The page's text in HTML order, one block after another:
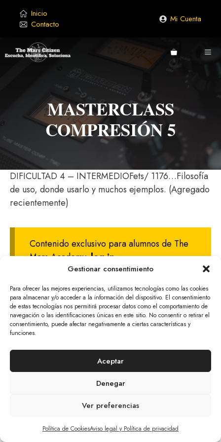
Gestionar consentimiento
Para ofrecer las mejores experiencias, utilizamos tecnologías como las cookies
para almacenar y/o acceder a la información del dispositivo. El consentimiento
de estas tecnologías nos permitirá procesar datos como el comportamiento de
navegación o las identificaciones únicas en este sitio. No consentir o retirar el
consentimiento, puede afectar negativamente a ciertas características y
funciones.
Aceptar
Denegar
Ver preferencias
Política de CookiesAviso legal y Política de privacidad
Inicio
Contacto
Mi Cuenta
MASTERCLASS
COMPRESIÓN 5
DIFICULTAD 4 – INTERMEDIOFets/ 1176…Filosofía
de uso, donde usarlo y muchos ejemplos. (Agregado
recientemente)
Contenido exclusivo para alumnos de The
Mars Academy.log in
© 2026 The Mars Citizen
Aviso Legal Y Política De PrivacidadCookies
Política De Devoluciones Y Anulaciones
0,00€